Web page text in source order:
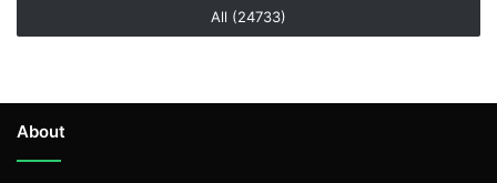
All (24733)
About